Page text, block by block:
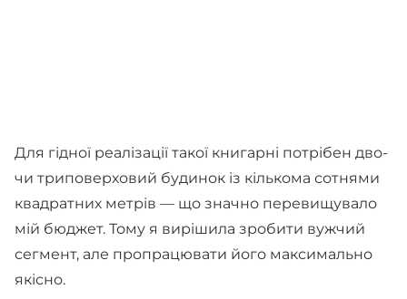
Для гідної реалізації такої книгарні потрібен дво-
чи триповерховий будинок із кількома сотнями
квадратних метрів — що значно перевищувало
мій бюджет. Тому я вирішила зробити вужчий
сегмент, але пропрацювати його максимально
якісно.